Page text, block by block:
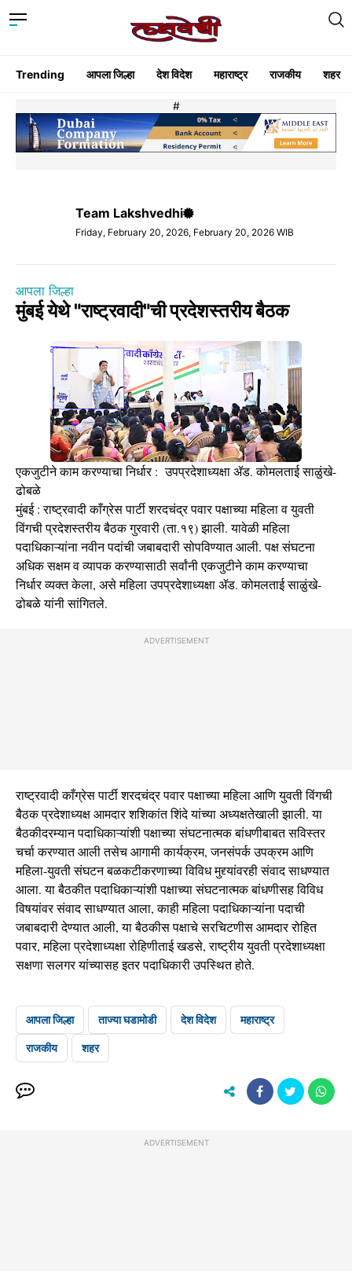
Trending आपला जिल्हा देश विदेश महाराष्ट्र राजकीय शहर
#
Team Lakshvedhi
Friday, February 20, 2026, February 20, 2026 WIB
आपला जिल्हा
मुंबई येथे "राष्ट्रवादी"ची प्रदेशस्तरीय बैठक
एकजुटीने काम करण्याचा निर्धार : उपप्रदेशाध्यक्षा ॲड. कोमलताई साळुंखे-
ढोबळे
मुंबई : राष्ट्रवादी काँग्रेस पार्टी शरदचंद्र पवार पक्षाच्या महिला व युवती
विंगची प्रदेशस्तरीय बैठक गुरवारी (ता.१९) झाली. यावेळी महिला
पदाधिकाऱ्यांना नवीन पदांची जबाबदारी सोपविण्यात आली. पक्ष संघटना
अधिक सक्षम व व्यापक करण्यासाठी सर्वांनी एकजुटीने काम करण्याचा
निर्धार व्यक्त केला, असे महिला उपप्रदेशाध्यक्षा ॲड. कोमलताई साळुंखे-
ढोबळे यांनी सांगितले.
ADVERTISEMENT
राष्ट्रवादी काँग्रेस पार्टी शरदचंद्र पवार पक्षाच्या महिला आणि युवती विंगची
बैठक प्रदेशाध्यक्ष आमदार शशिकांत शिंदे यांच्या अध्यक्षतेखाली झाली. या
बैठकीदरम्यान पदाधिकाऱ्यांशी पक्षाच्या संघटनात्मक बांधणीबाबत सविस्तर
चर्चा करण्यात आली तसेच आगामी कार्यक्रम, जनसंपर्क उपक्रम आणि
महिला-युवती संघटन बळकटीकरणाच्या विविध मुद्द्यांवरही संवाद साधण्यात
आला. या बैठकीत पदाधिकाऱ्यांशी पक्षाच्या संघटनात्मक बांधणीसह विविध
विषयांवर संवाद साधण्यात आला, काही महिला पदाधिकाऱ्यांना पदाची
जबाबदारी देण्यात आली, या बैठकीस पक्षाचे सरचिटणीस आमदार रोहित
पवार, महिला प्रदेशाध्यक्षा रोहिणीताई खडसे, राष्ट्रीय युवती प्रदेशाध्यक्षा
सक्षणा सलगर यांच्यासह इतर पदाधिकारी उपस्थित होते.
आपला जिल्हा ताज्या घडामोडी देश विदेश महाराष्ट्र
राजकीय शहर
ADVERTISEMENT